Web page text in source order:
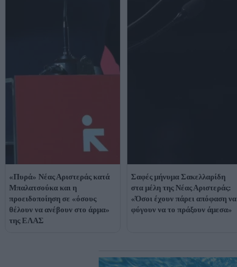
«Πυρά» Νέας Αριστεράς κατά
Μπαλατσούκα και η
προειδοποίηση σε «όσους
θέλουν να ανέβουν στο άρμα»
της ΕΛΑΣ
Σαφές μήνυμα Σακελλαρίδη
στα μέλη της Νέας Αριστεράς:
«Όσοι έχουν πάρει απόφαση να
φύγουν να το πράξουν άμεσα»